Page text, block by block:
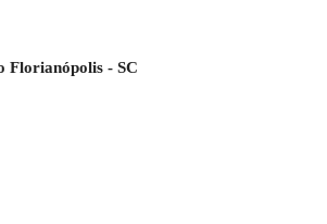
Florianópolis - SC